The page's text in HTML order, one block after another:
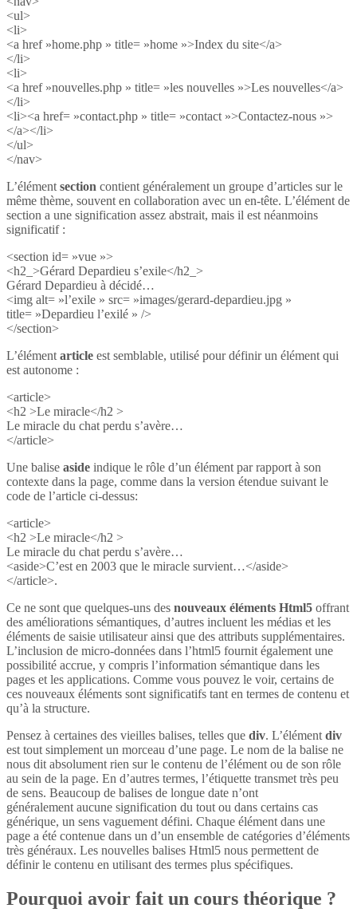
<ul>
<li>
<a href »home.php » title= »home »>Index du site</a>
</li>
<li>
<a href »nouvelles.php » title= »les nouvelles »>Les nouvelles</a>
</li>
<li><a href= »contact.php » title= »contact »>Contactez-nous »>
</a></li>
</ul>
</nav>
L’élément section contient généralement un groupe d’articles sur le
même thème, souvent en collaboration avec un en-tête. L’élément de
section a une signification assez abstrait, mais il est néanmoins
significatif :
<section id= »vue »>
<h2_>Gérard Depardieu s’exile</h2_>
Gérard Depardieu à décidé…
<img alt= »l’exile » src= »images/gerard-depardieu.jpg »
title= »Depardieu l’exilé » />
</section>
L’élément article est semblable, utilisé pour définir un élément qui
est autonome :
<article>
<h2 >Le miracle</h2 >
Le miracle du chat perdu s’avère…
</article>
Une balise aside indique le rôle d’un élément par rapport à son
contexte dans la page, comme dans la version étendue suivant le
code de l’article ci-dessus:
<article>
<h2 >Le miracle</h2 >
Le miracle du chat perdu s’avère…
<aside>C’est en 2003 que le miracle survient…</aside>
</article>.
Ce ne sont que quelques-uns des nouveaux éléments Html5 offrant
des améliorations sémantiques, d’autres incluent les médias et les
éléments de saisie utilisateur ainsi que des attributs supplémentaires.
L’inclusion de micro-données dans l’html5 fournit également une
possibilité accrue, y compris l’information sémantique dans les
pages et les applications. Comme vous pouvez le voir, certains de
ces nouveaux éléments sont significatifs tant en termes de contenu et
qu’à la structure.
Pensez à certaines des vieilles balises, telles que div. L’élément div
est tout simplement un morceau d’une page. Le nom de la balise ne
nous dit absolument rien sur le contenu de l’élément ou de son rôle
au sein de la page. En d’autres termes, l’étiquette transmet très peu
de sens. Beaucoup de balises de longue date n’ont
généralement aucune signification du tout ou dans certains cas
générique, un sens vaguement défini. Chaque élément dans une
page a été contenue dans un d’un ensemble de catégories d’éléments
très généraux. Les nouvelles balises Html5 nous permettent de
définir le contenu en utilisant des termes plus spécifiques.
Pourquoi avoir fait un cours théorique ?